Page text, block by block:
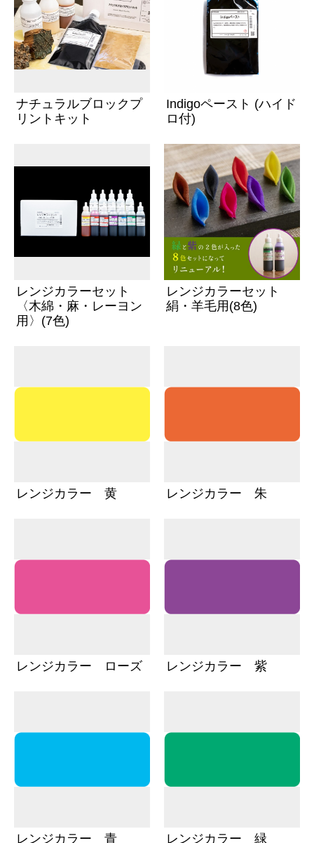
ナチュラルブロックプ
リントキット
Indigoペースト (ハイド
ロ付)
レンジカラーセット
〈木綿・麻・レーヨン
用〉(7色)
レンジカラーセット
絹・羊毛用(8色)
レンジカラー 黄 レンジカラー 朱
レンジカラー ローズ レンジカラー 紫
レンジカラー 青 レンジカラー 緑